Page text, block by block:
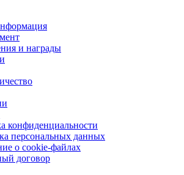
и награды
конфиденциальности
персональных данных
о cookie-файлах
договор